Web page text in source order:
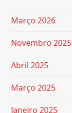
Março 2026
Novembro 2025
Abril 2025
Março 2025
Janeiro 2025